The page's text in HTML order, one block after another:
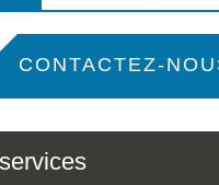
CONTACTEZ-